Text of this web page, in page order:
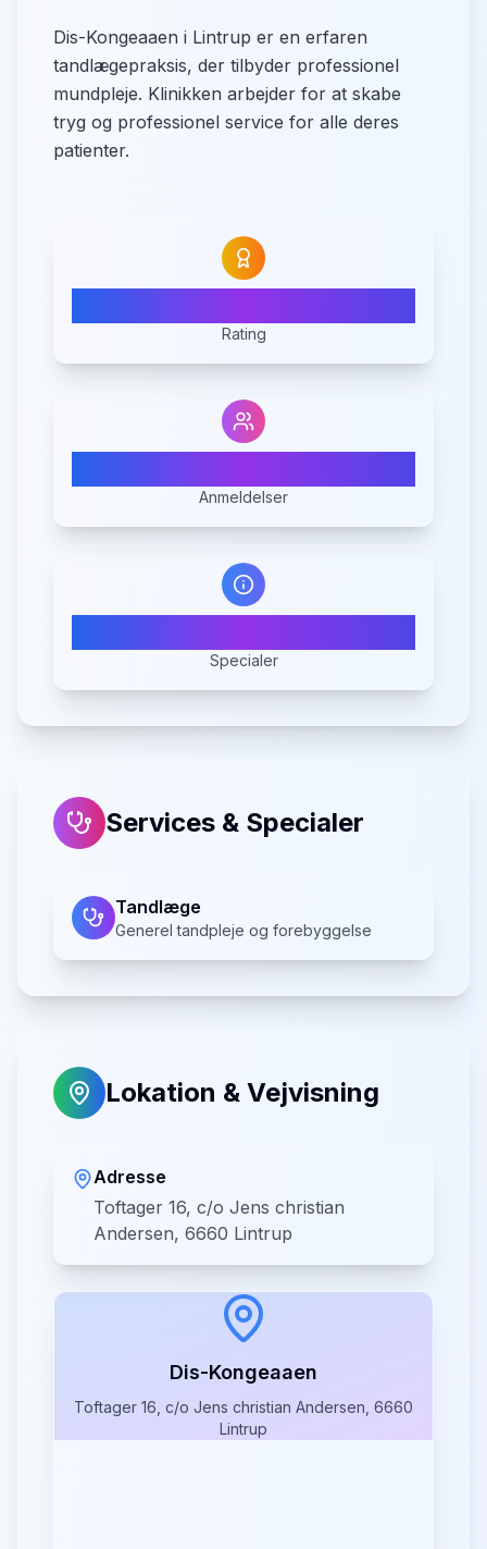
Dis-Kongeaaen i Lintrup er en erfaren
tandlægepraksis, der tilbyder professionel
mundpleje. Klinikken arbejder for at skabe
tryg og professionel service for alle deres
patienter.
Rating
Anmeldelser
Specialer
Services & Specialer
Tandlæge
Generel tandpleje og forebyggelse
Lokation & Vejvisning
Adresse
Toftager 16, c/o Jens christian
Andersen, 6660 Lintrup
Dis-Kongeaaen
Toftager 16, c/o Jens christian Andersen, 6660
Lintrup